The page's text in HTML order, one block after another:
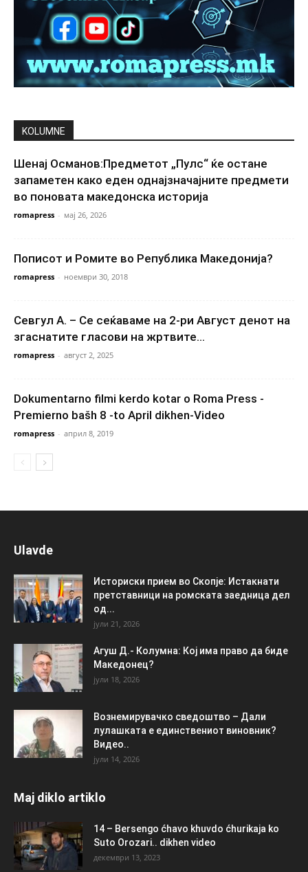
KOLUMNE
Шенај Османов:Предметот „Пулс“ ќе остане
запаметен како еден однајзначајните предмети
во поновата македонска историја
romapress - мај 26, 2026
Пописот и Ромите во Република Македонија?
romapress - ноември 30, 2018
Севгул А. – Се сеќаваме на 2-ри Август денот на
згаснатите гласови на жртвите...
romapress - август 2, 2025
Dokumentarno filmi kerdo kotar o Roma Press -
Premierno bašh 8 -to April dikhen-Video
romapress - април 8, 2019
Ulavde
Историски прием во Скопје: Истакнати
претставници на ромската заедница дел
од...
јули 21, 2026
Агуш Д.- Колумна: Кој има право да биде
Македонец?
јули 18, 2026
Вознемирувачко сведоштво – Дали
лулашката е единствениот виновник?
Видео..
јули 14, 2026
Maj diklo artiklo
14 – Bersengo ćhavo khuvdo ćhurikaja ko
Suto Orozari.. dikhen video
декември 13, 2023